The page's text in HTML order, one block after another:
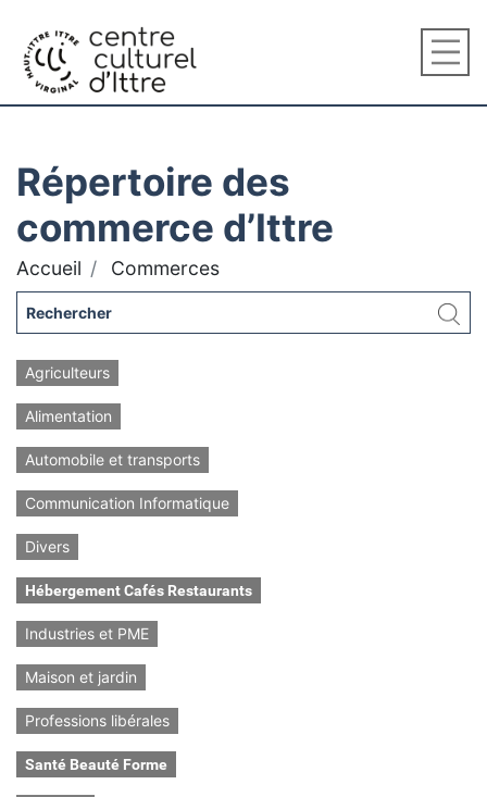
Répertoire des
commerce d’Ittre
Accueil Commerces
Agriculteurs
Alimentation
Automobile et transports
Communication Informatique
Divers
Hébergement Cafés Restaurants
Industries et PME
Maison et jardin
Professions libérales
Santé Beauté Forme